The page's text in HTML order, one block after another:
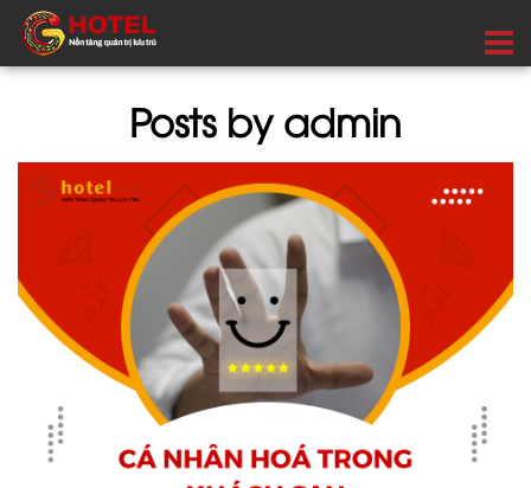
Posts by admin